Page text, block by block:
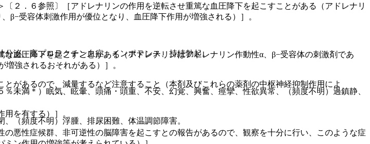
２．６参照〕［アドレナリンの作用を逆転させ重篤な血圧降下を起こすことがある（アドレナリ
β−受容体刺激作用が優位となり、血圧降下作用が増強される）］。
血圧降下を起こすことがある（アドレナリンはアドレナリン作動性α、β−受容体の刺激剤であ
強されるおそれがある）］。
があるので、減量するなど注意すること（本剤及びこれらの薬剤の中枢神経抑制作用によ
を有する）］。
悪性症候群、非可逆性の脳障害を起こすとの報告があるので、観察を十分に行い、このような症
泌、高プロラクチン血症、インポテンス、持続勃起。
満＊）眠気、眩暈、頭痛・頭重、不安、幻覚、興奮、痙攣、性欲異常、（頻度不明）過鎮静、
（頻度不明）浮腫、排尿困難、体温調節障害。